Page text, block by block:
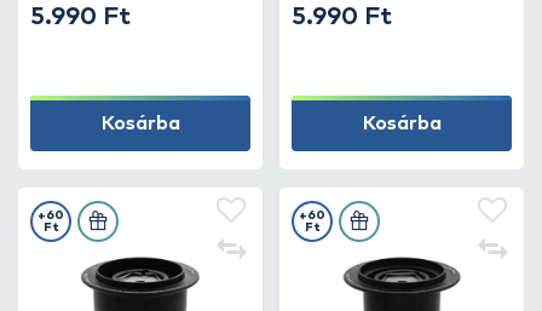
5.990 Ft
Kosárba
5.990 Ft
Kosárba
+60
Ft
+60
Ft